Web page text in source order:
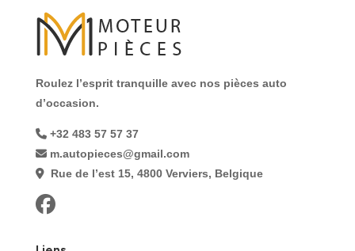
Roulez l’esprit tranquille avec nos pièces auto
d’occasion.
+32 483 57 57 37
m.autopieces@gmail.com
Rue de l’est 15, 4800 Verviers, Belgique